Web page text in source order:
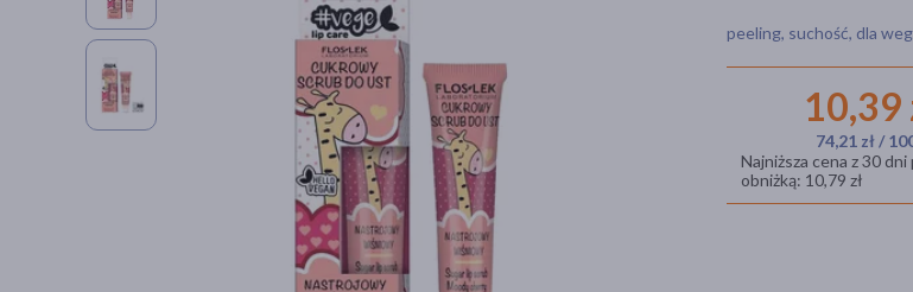
peeling, suchość, dla
10,39
74,21 zł /
Najniższa cena z 30 dni
obniżką: 10,79 zł